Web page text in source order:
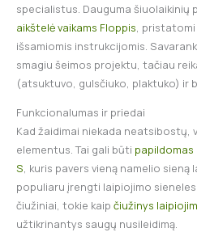
specialistus. Dauguma šiuolaikinių
aikštelė vaikams Floppis, pristatomi
išsamiomis instrukcijomis.
smagiu šeimos projektu, tačiau
(atsuktuvo, gulsčiuko, plaktuko) ir
Funkcionalumas ir priedai
Kad žaidimai niekada
elementus. Tai gali būti papildomas
S, kuris pavers vieną namelio sieną
populiaru įrengti laipiojimo
čiužiniai, tokie kaip čiužinys
užtikrinantys saugų nusileidimą.